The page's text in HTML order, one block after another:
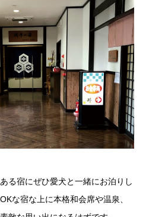
る宿にぜひ愛犬と一緒にお泊りし
な宿な上に本格和会席や温泉、